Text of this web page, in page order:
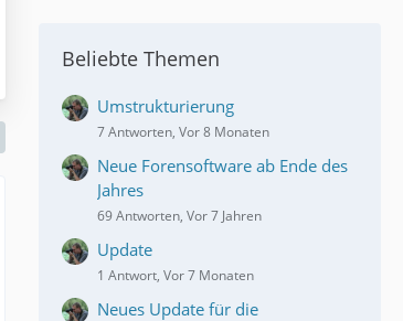
Beliebte Themen
Umstrukturierung
7 Antworten, Vor 8 Monaten
Neue Forensoftware ab Ende des
Jahres
69 Antworten, Vor 7 Jahren
Update
1 Antwort, Vor 7 Monaten
Neues Update für die